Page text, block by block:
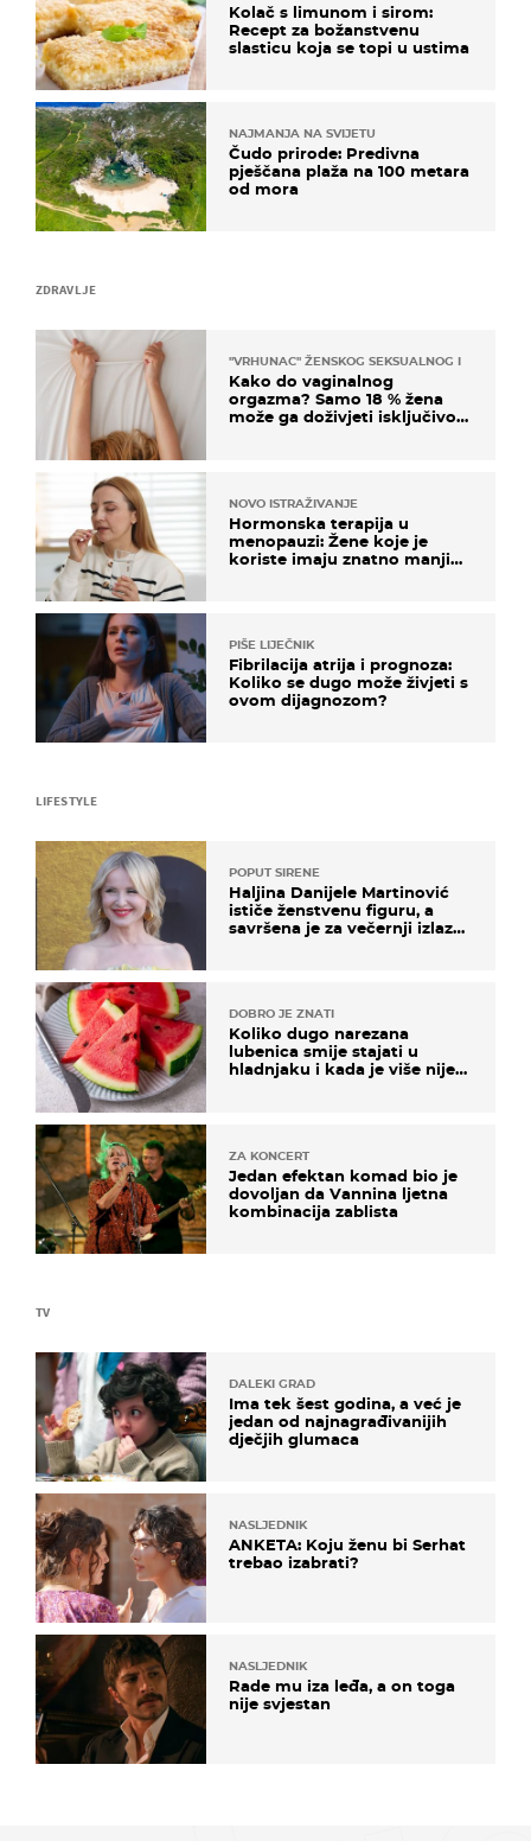
ZDRAVLJE
"VRHUNAC" ŽENSKOG SEKSUALNOG ISKUSTVA
Kako do vaginalnog
orgazma? Samo 18 % žena
može ga doživjeti isključivo
NOVO ISTRAŽIVANJE
Hormonska terapija u
menopauzi: Žene koje je
koriste imaju znatno manji
PIŠE LIJEČNIK
Fibrilacija atrija i prognoza:
Koliko se dugo može živjeti s
ovom dijagnozom?
TV
DALEKI GRAD
Ima tek šest godina, a već je
jedan od najnagrađivanijih
dječjih glumaca
NASLJEDNIK
ANKETA: Koju ženu bi Serhat
trebao izabrati?
NASLJEDNIK
Rade mu iza leđa, a on toga
nije svjestan
Kolač s limunom i sirom:
Recept za božanstvenu
slasticu koja se topi u ustima
NAJMANJA NA SVIJETU
Čudo prirode: Predivna
pješčana plaža na 100 metara
od mora
LIFESTYLE
POPUT SIRENE
Haljina Danijele Martinović
ističe ženstvenu figuru, a
savršena je za večernji izlazak
DOBRO JE ZNATI
Koliko dugo narezana
lubenica smije stajati u
hladnjaku i kada je više nije
ZA KONCERT
Jedan efektan komad bio je
dovoljan da Vannina ljetna
kombinacija zablista